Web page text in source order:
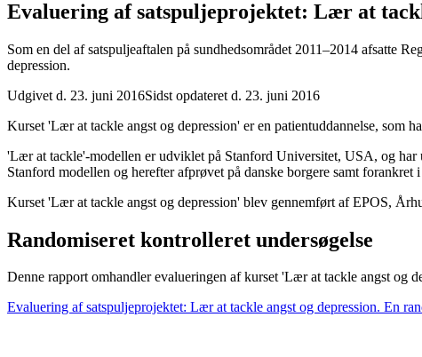
Evaluering af satspulje­projektet: Lær at
Som en del af satspuljeaftalen på sundhedsområdet 2011–2014 afsatte
depression.
Udgivet d. 23. juni 2016Sidst opdateret d. 23. juni 2016
Kurset 'Lær at tackle angst og depression' er en patientuddannelse, som
'Lær at tackle'-modellen er udviklet på Stanford Universitet, USA, og
Stanford modellen og herefter afprøvet på danske borgere samt
Kurset 'Lær at tackle angst og depression' blev gennemført af EPOS,
Randomiseret kontrolleret undersøgelse
Denne rapport omhandler evalueringen af kurset 'Lær at tackle angst og
Evaluering af satspuljeprojektet: Lær at tackle angst og depression. En